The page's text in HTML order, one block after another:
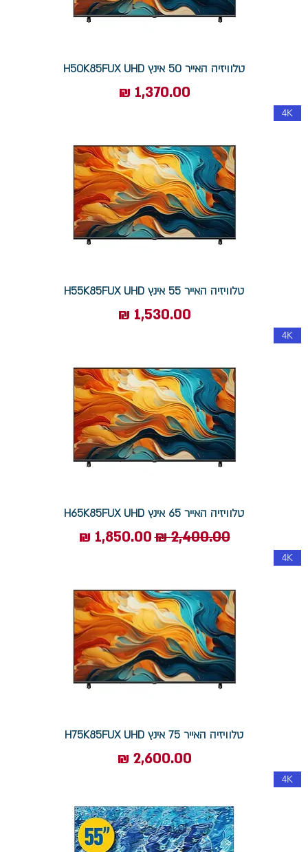
טלוויזיה האייר 50 אינץ H50K85FUX UHD
מחיר
4K
טלוויזיה האייר 55 אינץ H55K85FUX UHD
מחיר
4K
טלוויזיה האייר 65 אינץ H65K85FUX UHD
מחיר רגיל‏2,400.00 ‏₪ מחיר מבצע
4K
טלוויזיה האייר 75 אינץ H75K85FUX UHD
מחיר
4K